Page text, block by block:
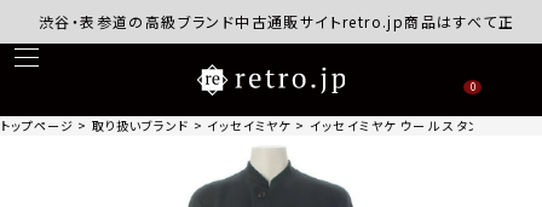
渋谷・表参道の高級ブランド中古通販サイトretro.jp商品はすべて正規品保
0
トップページ 取り扱いブランド イッセイミヤケ イッセイミヤケ ウール スタンドカラ